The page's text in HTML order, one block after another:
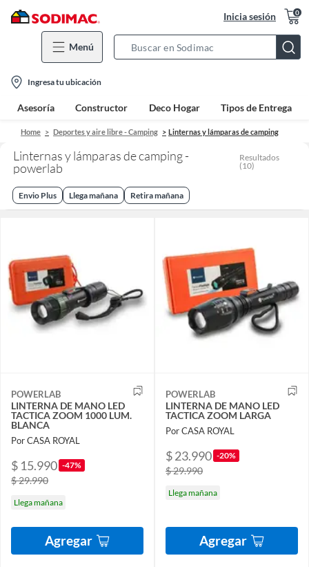
Inicia sesión 0
Menú
Bar
location-
icon
Ingresa tu ubicación
Asesoría Constructor Deco Hogar Tipos de Entrega
Home Deportes y aire libre - Camping Linternas y lámparas de camping
Linternas y lámparas de camping -
powerlab
Resultados
(10)
Envio Plus Llega mañana Retira mañana
POWERLAB
LINTERNA DE MANO LED
TACTICA ZOOM 1000 LUM.
BLANCA
Por CASA ROYAL
$ 15.990 -47%
$ 29.990
Llega mañana
Agregar
POWERLAB
LINTERNA DE MANO LED
TACTICA ZOOM LARGA
Por CASA ROYAL
$ 23.990 -20%
$ 29.990
Llega mañana
Agregar